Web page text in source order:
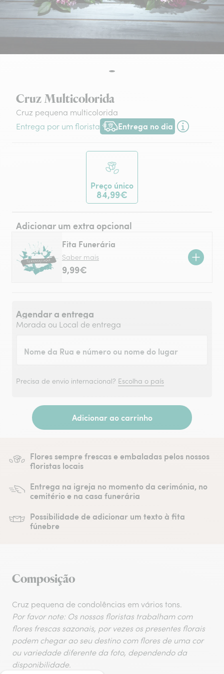
Cruz Multicolorida
Cruz pequena multicolorida
Entrega por um florista
Entrega no dia
Entrega hoje ou na data à tua
Preço único
84,99€
Adicionar um extra opcional
Fita Funerária
Saber mais
9,99€
Agendar a entrega
Morada ou Local de entrega
Nome da Rua e número ou nome do lugar
Precisa de envio internacional? Escolha o país
Adicionar ao carrinho
Flores sempre frescas e embaladas pelos nossos
floristas locais
Entrega na igreja no momento da cerimónia, no
cemitério e na casa funerária
Possibilidade de adicionar um texto à fita
fúnebre
Composição
Cruz pequena de condolências em vários tons.
Por favor note: Os nossos floristas trabalham com
flores frescas sazonais, por vezes os presentes florais
podem chegar ao seu destino com flores de uma cor
ou variedade diferente da foto, dependendo da
disponibilidade.